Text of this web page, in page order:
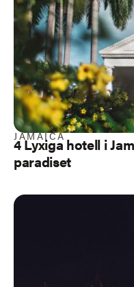
JAMAICA
4 Lyxiga hotell i
paradiset